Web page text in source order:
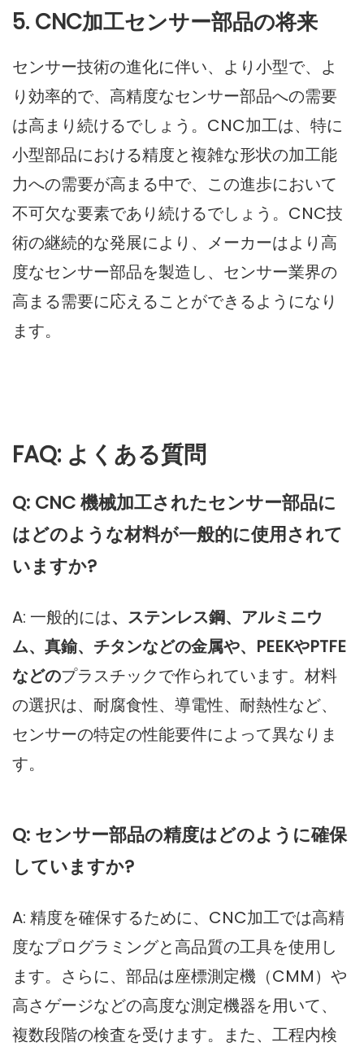
5. CNC加工センサー部品の将来
センサー技術の進化に伴い、より小型で、よ
り効率的で、高精度なセンサー部品への需要
は高まり続けるでしょう。CNC加工は、特に
小型部品における精度と複雑な形状の加工能
力への需要が高まる中で、この進歩において
不可欠な要素であり続けるでしょう。CNC技
術の継続的な発展により、メーカーはより高
度なセンサー部品を製造し、センサー業界の
高まる需要に応えることができるようになり
ます。
FAQ: よくある質問
Q: CNC 機械加工されたセンサー部品に
はどのような材料が一般的に使用されて
いますか?
A: 一般的には、ステンレス鋼、アルミニウ
ム、真鍮、チタンなどの金属や、PEEKやPTFE
などのプラスチックで作られています。材料
の選択は、耐腐食性、導電性、耐熱性など、
センサーの特定の性能要件によって異なりま
す。
Q: センサー部品の精度はどのように確保
していますか?
A: 精度を確保するために、CNC加工では高精
度なプログラミングと高品質の工具を使用し
ます。さらに、部品は座標測定機（CMM）や
高さゲージなどの高度な測定機器を用いて、
複数段階の検査を受けます。また、工程内検